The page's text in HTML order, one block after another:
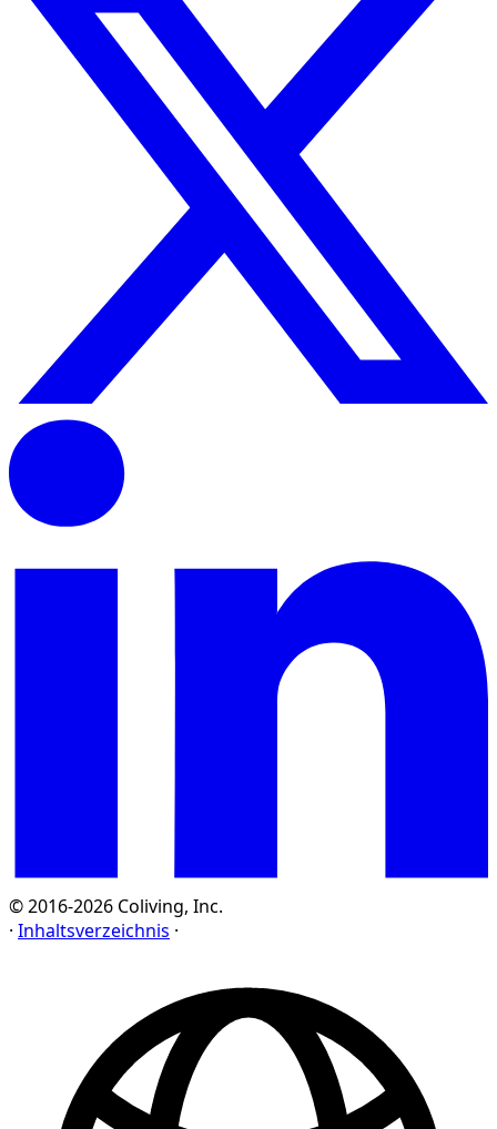
© 2016-2026 Coliving, Inc.
· Inhaltsverzeichnis ·